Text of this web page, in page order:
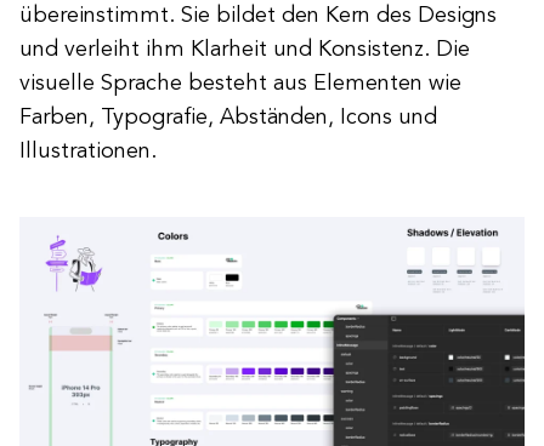
übereinstimmt. Sie bildet den Kern des Designs
und verleiht ihm Klarheit und Konsistenz. Die
visuelle Sprache besteht aus Elementen wie
Farben, Typografie, Abständen, Icons und
Illustrationen.